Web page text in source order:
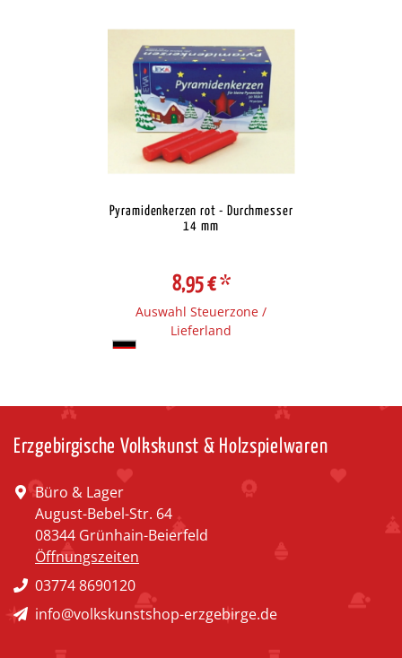
Pyramidenkerzen rot - Durchmesser
14 mm
8,95 €*
Auswahl Steuerzone /
Lieferland
Erzgebirgische Volkskunst & Holzspielwaren
Büro & Lager
August-Bebel-Str. 64
08344 Grünhain-Beierfeld
Öffnungszeiten
03774 8690120
info@volkskunstshop-erzgebirge.de